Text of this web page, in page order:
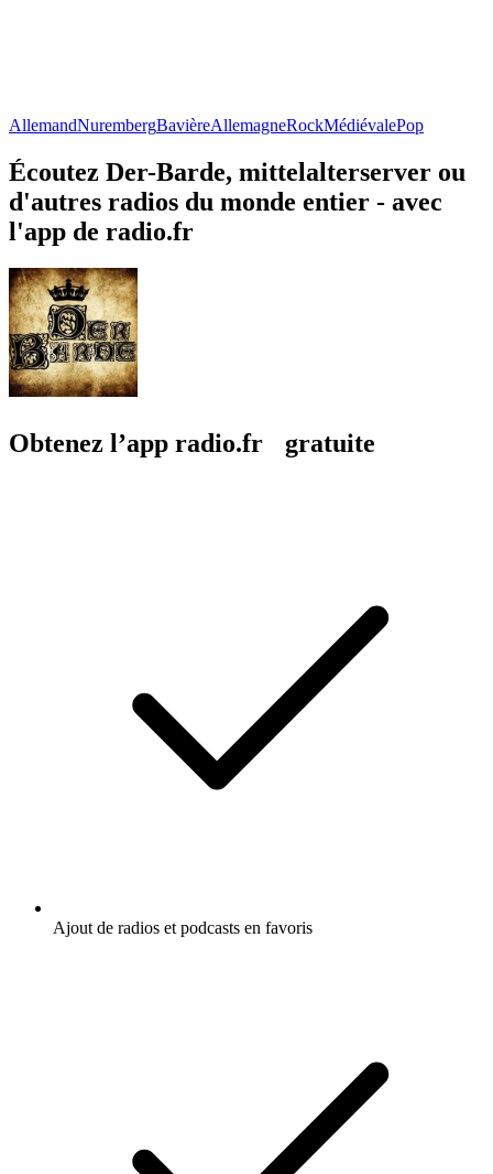
AllemandNurembergBavièreAllemagneRockMédiévalePop
Écoutez Der-Barde, mittelalterserver ou
d'autres radios du monde entier - avec
l'app de radio.fr
Obtenez l’app radio.fr gratuite
Ajout de radios et podcasts en favoris